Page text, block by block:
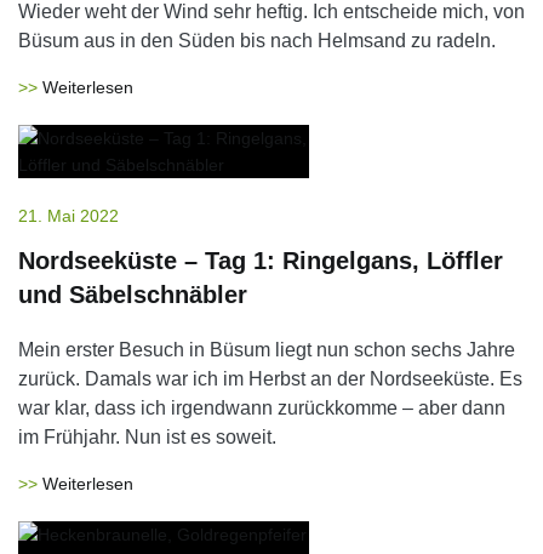
Wieder weht der Wind sehr heftig. Ich entscheide mich, von
Büsum aus in den Süden bis nach Helmsand zu radeln.
Weiterlesen
21. Mai 2022
Nordseeküste – Tag 1: Ringelgans, Löffler
und Säbelschnäbler
Mein erster Besuch in Büsum liegt nun schon sechs Jahre
zurück. Damals war ich im Herbst an der Nordseeküste. Es
war klar, dass ich irgendwann zurückkomme – aber dann
im Frühjahr. Nun ist es soweit.
Weiterlesen